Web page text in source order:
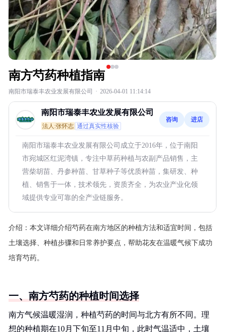
南方芍药种植指南
南阳市瑞泰丰农业发展有限公司 · 2026-04-01 11:14:14
南阳市瑞泰丰农业发展有限公司
法人:张怀志 通过真实性核验
咨询 进店
南阳市瑞泰丰农业发展有限公司成立于2016年，位于南阳
市宛城区红泥湾镇，专注中草药种植与农副产品销售，主
营柴胡苗、丹参种苗、甘草种子等优质种苗，集研发、种
植、销售于一体，技术领先，资质齐全，为农业产业化领
域提供专业可靠的全产业链服务。
介绍： 本文详细介绍芍药在南方地区的种植方法和适宜时间，包括
土壤选择、种植步骤和日常养护要点，帮助花友在温暖气候下成功
培育芍药。
一、南方芍药的种植时间选择
南方气候温暖湿润，种植芍药的时间与北方有所不同。理
想的种植期在10月下旬至11月中旬，此时气温适中，土壤